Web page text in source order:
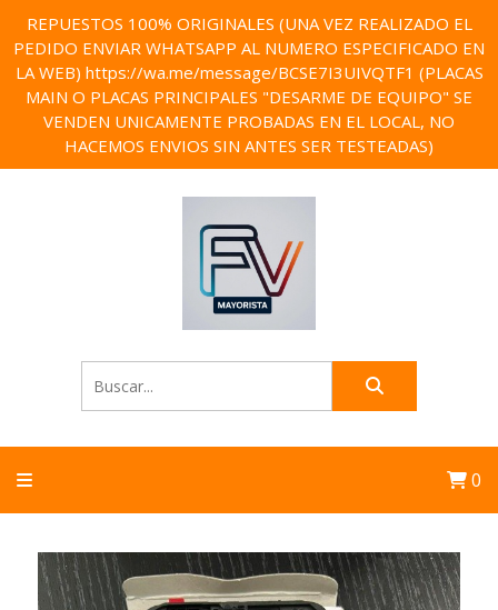
REPUESTOS 100% ORIGINALES (UNA VEZ REALIZADO EL
PEDIDO ENVIAR WHATSAPP AL NUMERO ESPECIFICADO EN
LA WEB) https://wa.me/message/BCSE7I3UIVQTF1 (PLACAS
MAIN O PLACAS PRINCIPALES "DESARME DE EQUIPO" SE
VENDEN UNICAMENTE PROBADAS EN EL LOCAL, NO
HACEMOS ENVIOS SIN ANTES SER TESTEADAS)
0